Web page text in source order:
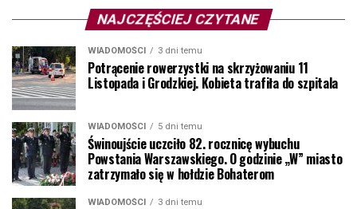
NAJCZĘŚCIEJ CZYTANE
WIADOMOŚCI 3 dni temu
Potrącenie rowerzystki na skrzyżowaniu 11
Listopada i Grodzkiej. Kobieta trafiła do szpitala
WIADOMOŚCI 5 dni temu
Świnoujście uczciło 82. rocznicę wybuchu
Powstania Warszawskiego. O godzinie „W” miasto
zatrzymało się w hołdzie Bohaterom
WIADOMOŚCI 3 dni temu